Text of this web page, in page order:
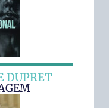
DUPRET